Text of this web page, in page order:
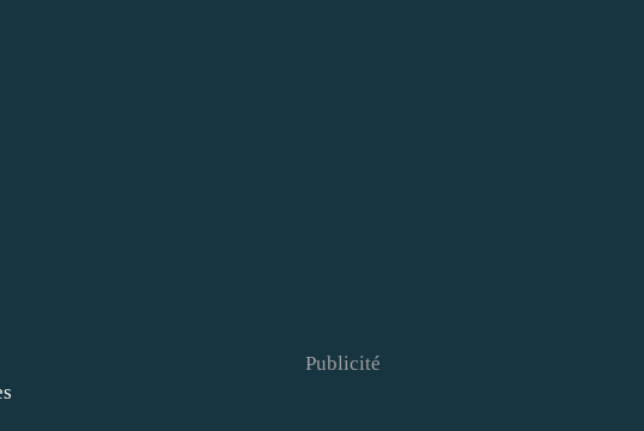
Publicité